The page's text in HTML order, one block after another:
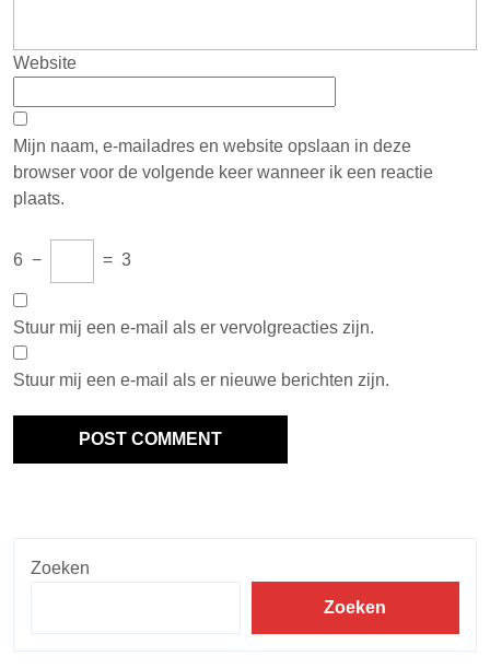
Website
Mijn naam, e-mailadres en website opslaan in deze
browser voor de volgende keer wanneer ik een reactie
plaats.
6 − = 3
Stuur mij een e-mail als er vervolgreacties zijn.
Stuur mij een e-mail als er nieuwe berichten zijn.
Zoeken
Zoeken